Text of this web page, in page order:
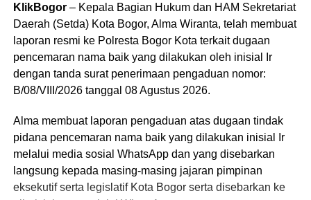
KlikBogor– Kepala Bagian Hukum dan HAM Sekretariat
Daerah (Setda) Kota Bogor, Alma Wiranta, telah membuat
laporan resmi ke Polresta Bogor Kota terkait dugaan
pencemaran nama baik yang dilakukan oleh inisial Ir
dengan tanda surat penerimaan pengaduan nomor:
B/08/VIII/2026 tanggal 08 Agustus 2026.
​Alma membuat laporan pengaduan atas dugaan tindak
pidana pencemaran nama baik yang dilakukan inisial Ir
melalui media sosial WhatsApp dan yang disebarkan
langsung kepada masing-masing jajaran pimpinan
eksekutif serta legislatif Kota Bogor serta disebarkan ke